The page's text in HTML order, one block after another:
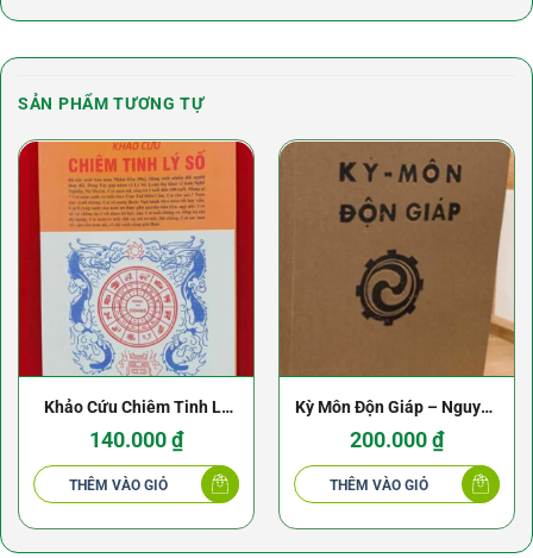
SẢN PHẨM TƯƠNG TỰ
Khảo Cứu Chiêm Tinh Lý
Số – Viên Tài Hà Tấn Phát
140.000₫
THÊM VÀO GIỎ
Kỳ Môn Độn Giáp – Nguyễn
Mạnh Bảo
200.000₫
THÊM VÀO GIỎ